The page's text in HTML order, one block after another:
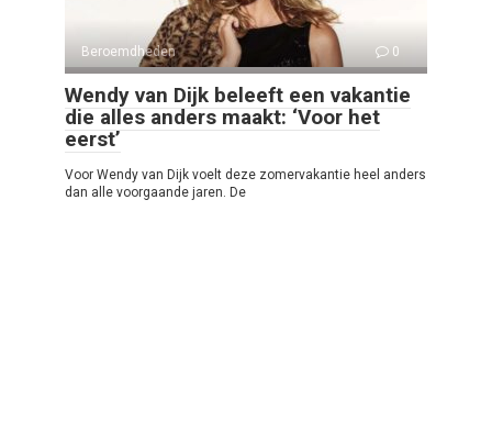
Beroemdheden 0
Wendy van Dijk beleeft een vakantie
die alles anders maakt: ‘Voor het
eerst’
Voor Wendy van Dijk voelt deze zomervakantie heel anders
dan alle voorgaande jaren. De